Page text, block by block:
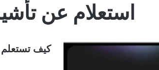
استعلام عن
كيف تستعلم